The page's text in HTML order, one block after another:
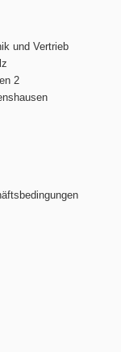
und Vertrieb
2